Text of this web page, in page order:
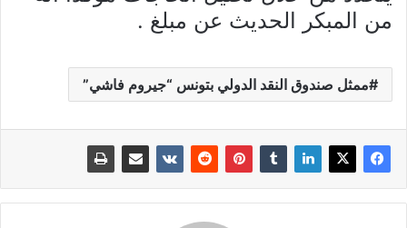
من المبكر الحديث عن مبلغ .
ممثل صندوق النقد الدولي بتونس “جيروم فاشي”